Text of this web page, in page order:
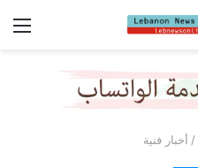
/ أخبار فنية